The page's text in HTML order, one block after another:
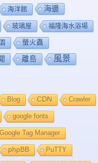
海洋館 海邊
玻璃屋 福隆海水浴場
螢火蟲
離島 風景
Blog CDN Crawler
google fonts
Google Tag Manager
phpBB PuTTY